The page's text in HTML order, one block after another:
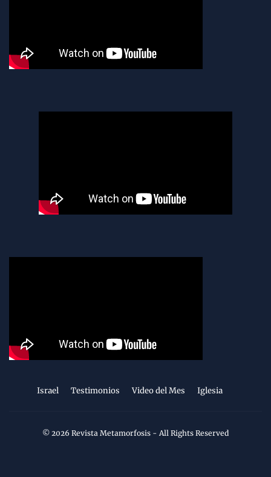
Israel Testimonios Video del Mes Iglesia
© 2026 Revista Metamorfosis - All Rights Reserved